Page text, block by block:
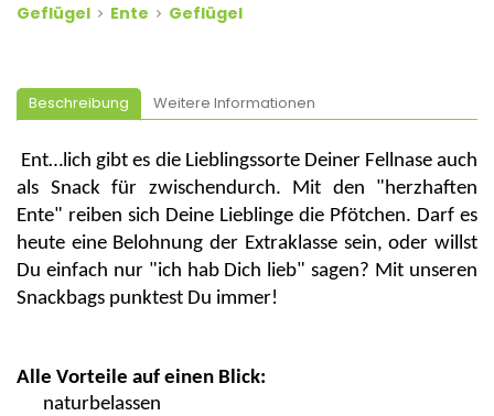
Geflügel Ente Geflügel
Beschreibung Weitere Informationen
Ent… lich gibt es die Lieblingssorte Deiner Fellnaseauch
als Snack für zwischendurch. Mit den "herzhaften
Ente" reiben sich Deine Lieblinge die Pfötchen. Darf es
heute eine Belohnung der Extraklasse sein, oder willst
Du einfach nur "ich habDich lieb" sagen? Mit unseren
Snackbags punktest Du immer!
Alle Vorteile auf einen Blick:
naturbelassen